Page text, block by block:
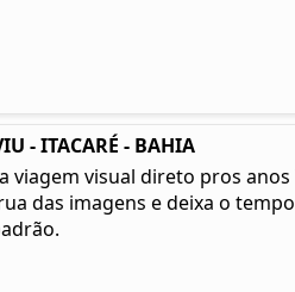
- ITACARÉ - BAHIA
viagem visual direto pros
das imagens e deixa o